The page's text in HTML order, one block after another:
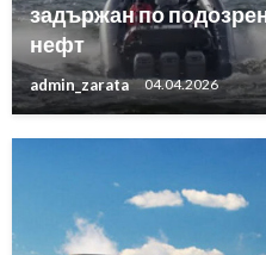
задържан по
нефт
admin_zarata 04.04.2026